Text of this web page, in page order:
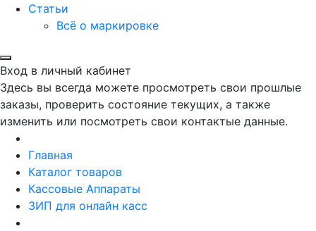
Статьи
Всё о маркировке
Вход в личный кабинет
Здесь вы всегда можете просмотреть свои прошлые
заказы, проверить состояние текущих, а также
изменить или посмотреть свои контактые данные.
Главная
Каталог товаров
Кассовые Аппараты
ЗИП для онлайн касс